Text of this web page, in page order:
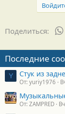
Поделиться:
Последние
Y Стук из
От: yuriy1976
От: ZAMPRED